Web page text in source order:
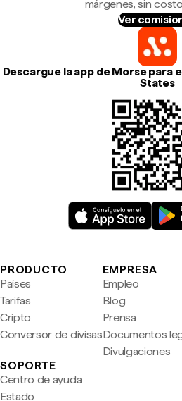
márgenes, sin
Ver
Descargue la app de Morse para
States
PRODUCTO
Países
Tarifas
Cripto
Conversor de divisas
EMPRESA
Empleo
Blog
Prensa
Documentos
Divulgaciones
SOPORTE
Centro de ayuda
Estado